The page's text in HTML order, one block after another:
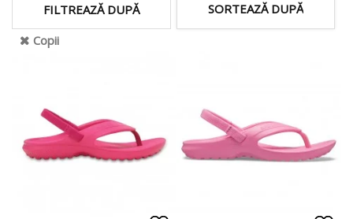
SORTEAZĂ DUPĂ
FILTREAZĂ DUPĂ
Copii